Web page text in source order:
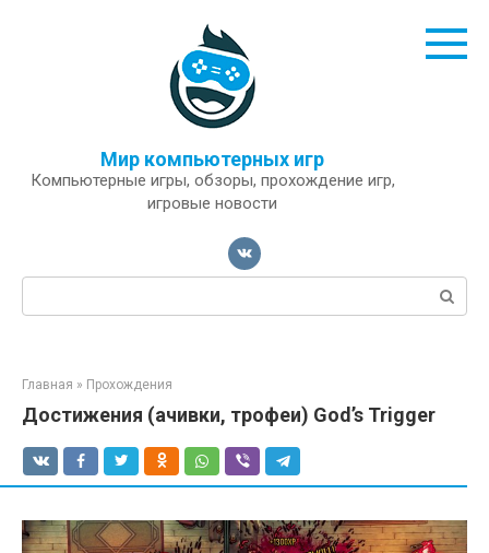
Мир компьютерных игр
Компьютерные игры, обзоры, прохождение игр,
игровые новости
Поиск:
Главная » Прохождения
Достижения (ачивки, трофеи) God’s Trigger